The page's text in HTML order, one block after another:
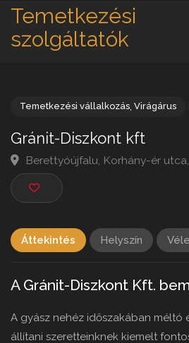
Temetkezési
szolgáltatók
Gránit-Diszkont kft
Berettyóújfalu, Korhány-ér
Áttekintés Helyszín
A Gránit-Diszkont Kft.
A gyász nehéz időszakában méltó
állítani szeretteinknek kiemelt